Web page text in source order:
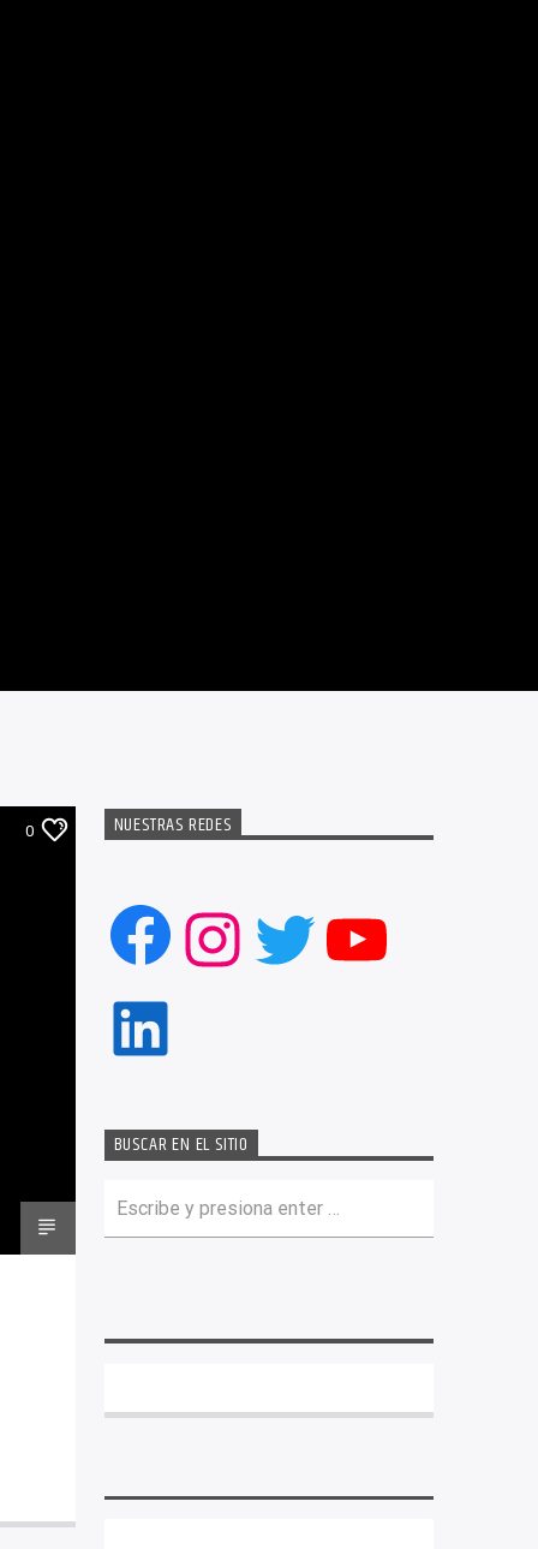
0 NUESTRAS REDES
Facebook
Instagram
Twitter
LinkedIn
BUSCAR EN EL SITIO